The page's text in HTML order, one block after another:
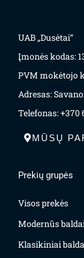
UAB „Dusėtai“
Įmonės kodas:
PVM mokėtojo
Adresas:
Telefonas: +370
MŪSŲ
Prekių grupės
Visos prekės
Modernūs
Klasikiniai